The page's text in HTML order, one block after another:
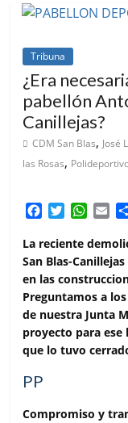
Tribuna
¿Era
pabellón
Canillejas?
CDM San Blas, José
las Rosas,
c
e
b
o
o
k
i
t
t
e
r
W
a
t
s
A
p
p
a
i
l
La reciente
San Blas-
en las
Preguntamos a
de nuestra Junta
proyecto para ese
que lo tuvo
PP
Compromiso y